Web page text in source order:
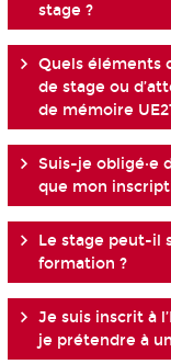
stage ?
Quels éléments
de stage ou
de mémoire
Suis-je obligé·e
que mon
Le stage peut-il
formation ?
Je suis inscrit à
je prétendre à